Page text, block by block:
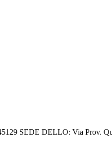
SEDE DELLO: Via Prov.